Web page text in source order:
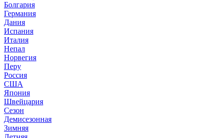
Болгария
Германия
Дания
Испания
Италия
Непал
Норвегия
Перу
Россия
США
Япония
Швейцария
Сезон
Демисезонная
Зимняя